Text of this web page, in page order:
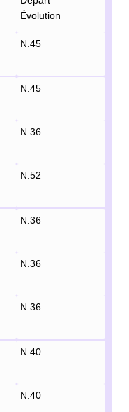
Évolution
N.45
N.45
N.36
N.52
N.36
N.36
N.36
N.40
N.40